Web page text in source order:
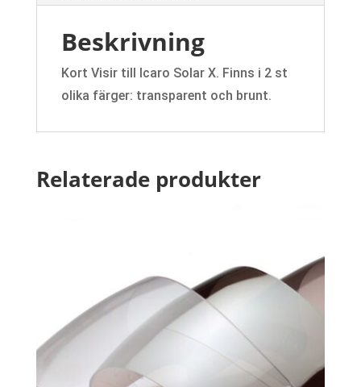
Beskrivning
Kort Visir till Icaro Solar X. Finns i 2 st
olika färger: transparent och brunt.
Relaterade produkter